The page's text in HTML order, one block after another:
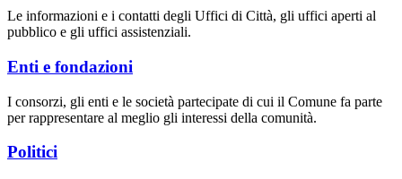
Le informazioni e i contatti degli Uffici di Città, gli uffici aperti al
pubblico e gli uffici assistenziali.
Enti e fondazioni
I consorzi, gli enti e le società partecipate di cui il Comune fa parte
per rappresentare al meglio gli interessi della comunità.
Politici